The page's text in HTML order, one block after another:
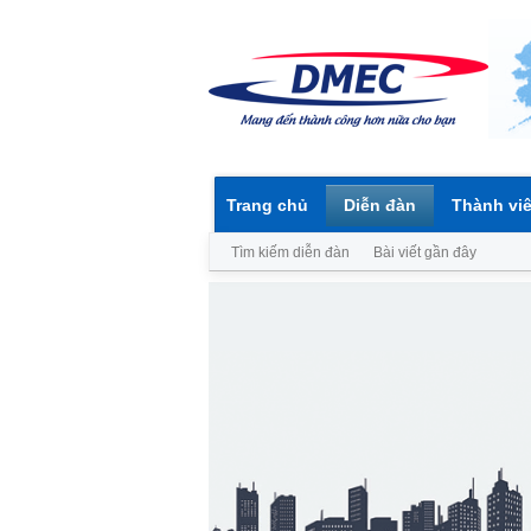
Trang chủ Diễn đàn
Tìm kiếm diễn đàn Bài viết gần đây
Thành